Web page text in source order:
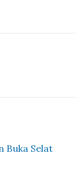
Buka Selat